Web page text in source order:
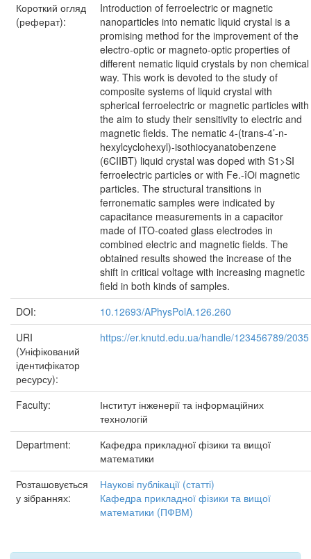
Короткий огляд
(реферат):
Introduction of ferroelectric or magnetic
nanoparticles into nematic liquid crystal is a
promising method for the improvement of the
electro-optic or magneto-optic properties of
different nematic liquid crystals by non chemical
way. This work is devoted to the study of
composite systems of liquid crystal with
spherical ferroelectric or magnetic particles with
the aim to study their sensitivity to electric and
magnetic fields. The nematic 4-(trans-4’-n-
hexylcyclohexyl)-isothiocyanatobenzene
(6CIIBT) liquid crystal was doped with S1>SI
ferroelectric particles or with Fe.-îOi magnetic
particles. The structural transitions in
ferronematic samples were indicated by
capacitance measurements in a capacitor
made of ITO-coated glass electrodes in
combined electric and magnetic fields. The
obtained results showed the increase of the
shift in critical voltage with increasing magnetic
field in both kinds of samples.
DOI:
10.12693/APhysPolA.126.260
URI
(Уніфікований
ідентифікатор
ресурсу):
https://er.knutd.edu.ua/handle/123456789/2035
Faculty:
Інститут інженерії та інформаційних
технологій
Department:
Кафедра прикладної фізики та вищої
математики
Розташовується
у зібраннях:
Наукові публікації (статті)
Кафедра прикладної фізики та вищої
математики (ПФВМ)